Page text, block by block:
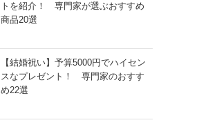
トを紹介！ 専門家が選ぶおすすめ
商品20選
【結婚祝い】予算5000円でハイセン
スなプレゼント！ 専門家のおすす
め22選